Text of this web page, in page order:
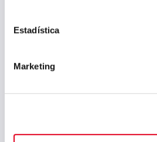
Estadística
Marketing